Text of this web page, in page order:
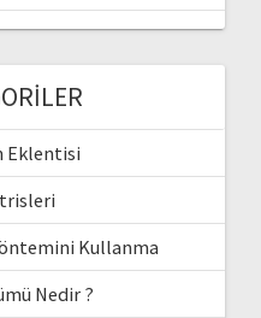
Eklentisi
Kullanma
Nedir ?